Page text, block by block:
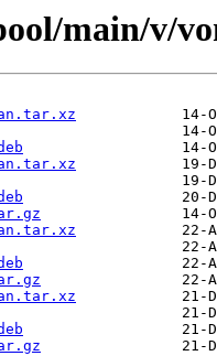
main/v/